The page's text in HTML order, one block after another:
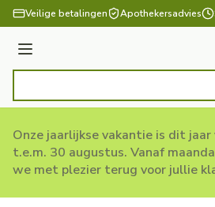
Ga naar de inhoud
Veilige betalingen Apothekersadvies
Menu
Onze jaarlijkse vakantie is dit
t.e.m. 30 augustus. Vanaf
we met plezier terug voor jullie